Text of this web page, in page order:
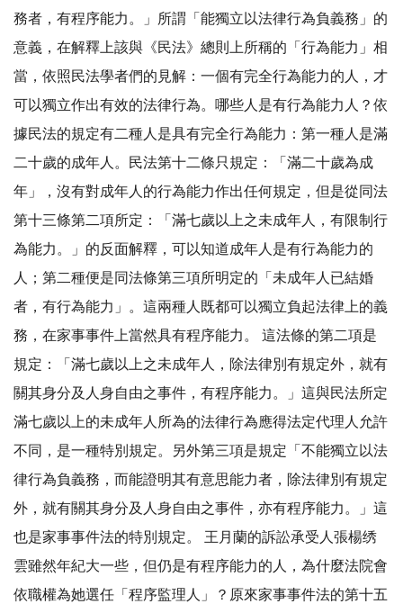
務者，有程序能力。」所謂「能獨立以法律行為負義務」的
意義，在解釋上該與《民法》總則上所稱的「行為能力」相
當，依照民法學者們的見解：一個有完全行為能力的人，才
可以獨立作出有效的法律行為。哪些人是有行為能力人？依
據民法的規定有二種人是具有完全行為能力：第一種人是滿
二十歲的成年人。民法第十二條只規定：「滿二十歲為成
年」，沒有對成年人的行為能力作出任何規定，但是從同法
第十三條第二項所定：「滿七歲以上之未成年人，有限制行
為能力。」的反面解釋，可以知道成年人是有行為能力的
人；第二種便是同法條第三項所明定的「未成年人已結婚
者，有行為能力」。這兩種人既都可以獨立負起法律上的義
務，在家事事件上當然具有程序能力。 這法條的第二項是
規定：「滿七歲以上之未成年人，除法律別有規定外，就有
關其身分及人身自由之事件，有程序能力。」這與民法所定
滿七歲以上的未成年人所為的法律行為應得法定代理人允許
不同，是一種特別規定。另外第三項是規定「不能獨立以法
律行為負義務，而能證明其有意思能力者，除法律別有規定
外，就有關其身分及人身自由之事件，亦有程序能力。」這
也是家事事件法的特別規定。 王月蘭的訴訟承受人張楊绣
雲雖然年紀大一些，但仍是有程序能力的人，為什麼法院會
依職權為她選任「程序監理人」？原來家事事件法的第十五